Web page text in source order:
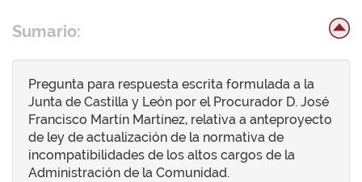
Sumario:
Pregunta para respuesta escrita formulada a la
Junta de Castilla y León por el Procurador D. José
Francisco Martín Martínez, relativa a anteproyecto
de ley de actualización de la normativa de
incompatibilidades de los altos cargos de la
Administración de la Comunidad.